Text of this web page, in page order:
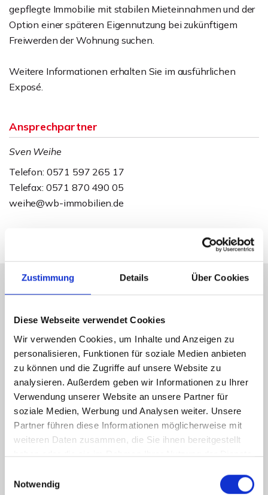
Zustimmung Details Über Cookies
Diese Webseite verwendet Cookies
Wir verwenden Cookies, um Inhalte und Anzeigen zu
personalisieren, Funktionen für soziale Medien anbieten
zu können und die Zugriffe auf unsere Website zu
analysieren. Außerdem geben wir Informationen zu Ihrer
Verwendung unserer Website an unsere Partner für
soziale Medien, Werbung und Analysen weiter. Unsere
Partner führen diese Informationen möglicherweise mit
weiteren Daten zusammen, die Sie ihnen bereitgestellt
haben oder die sie im Rahmen Ihrer Nutzung der Dienste
Notwendig
gepflegte Immobilie mit stabilen Mieteinnahmen und der
Option einer späteren Eigennutzung bei zukünftigem
Freiwerden der Wohnung suchen.
Weitere Informationen erhalten Sie im ausführlichen
Exposé.
Ansprechpartner
Sven Weihe
Telefon: 0571 597 265 17
Telefax: 0571 870 490 05
weihe@wb-immobilien.de
70 kWh / (m²*a)
Energieverbrauchskennwert
Weitere Informationen
Wesentlicher Energieträger